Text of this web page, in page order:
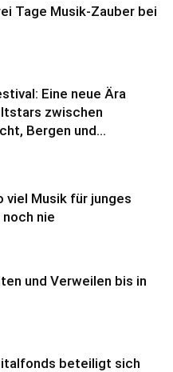
Tage Musik-Zauber bei
Eine neue Ära
zwischen
Bergen und...
viel Musik für junges
nie
und Verweilen bis in
beteiligt sich